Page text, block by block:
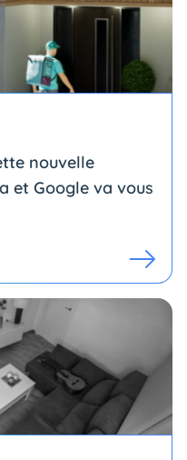
nouvelle
et Google va vous